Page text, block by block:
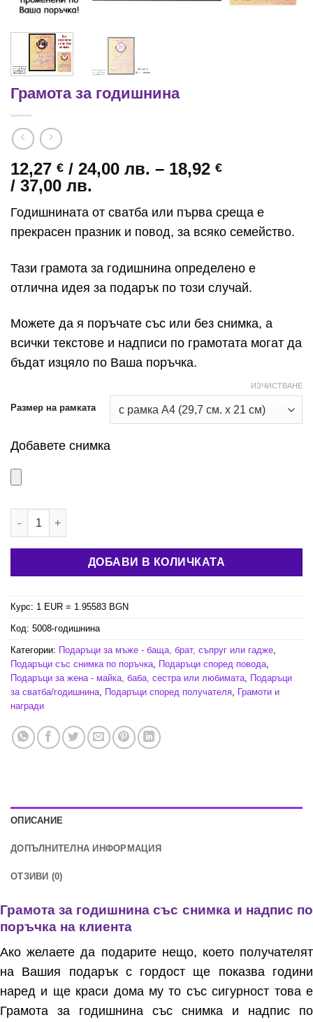
Грамота за годишнина
12,27 € / 24,00 лв. – 18,92 €
/ 37,00 лв.
12,27 €
/
through
18,92 €
37,00 лв.
Годишнината от сватба или първа среща е
прекрасен празник и повод, за всяко семейство.
Тази грамота за годишнина определено е
отлична идея за подарък по този случай.
Можете да я поръчате със или без снимка, а
всички текстове и надписи по грамотата могат да
бъдат изцяло по Ваша поръчка.
Размер на рамката
ИЗЧИСТВАНЕ
Добавете снимка
количество за Грамота за годишнина
ДОБАВИ В КОЛИЧКАТА
Курс: 1 EUR = 1.95583 BGN
Код: 5008-годишнина
Категории: Подаръци за мъже - баща, брат, съпруг или гадже,
Подаръци със снимка по поръчка, Подаръци според повода,
Подаръци за жена - майка, баба, сестра или любимата, Подаръци
за сватба/годишнина, Подаръци според получателя, Грамоти и
награди
ОПИСАНИЕ
ДОПЪЛНИТЕЛНА ИНФОРМАЦИЯ
ОТЗИВИ (0)
Грамота за годишнина със снимка и надпис по
поръчка на клиента
Ако желаете да подарите нещо, което получателят
на Вашия подарък с гордост ще показва години
наред и ще краси дома му то със сигурност това е
Грамота за годишнина със снимка и надпис по